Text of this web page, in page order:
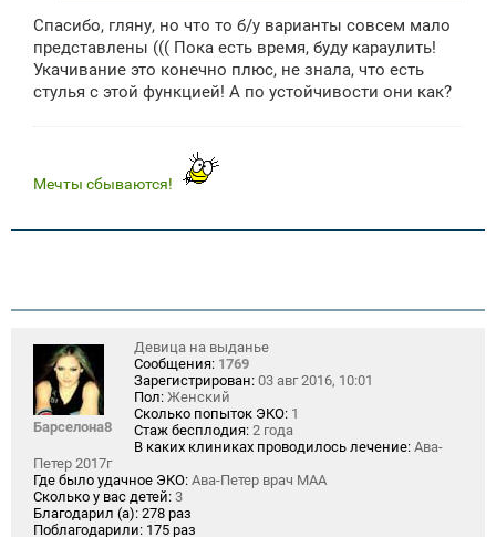
Спасибо, гляну, но что то б/у варианты совсем мало
представлены ((( Пока есть время, буду караулить!
Укачивание это конечно плюс, не знала, что есть
стулья с этой функцией! А по устойчивости они как?
Мечты сбываются!
Барселона8
Девица на выданье
Сообщения: 1769
Зарегистрирован: 03 авг 2016, 10:01
Пол: Женский
Сколько попыток ЭКО: 1
Стаж бесплодия: 2 года
В каких клиниках проводилось лечение: Ава-
Петер 2017г
Где было удачное ЭКО: Ава-Петер врач МАА
Сколько у вас детей: 3
Благодарил (а): 278 раз
Поблагодарили: 175 раз